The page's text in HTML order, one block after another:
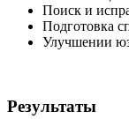
Поиск и
Подготовка
Улучшении
Результаты